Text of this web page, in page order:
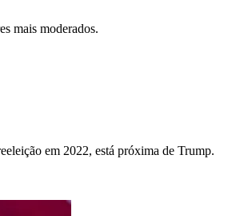
mais moderados.
em 2022, está próxima de Trump.